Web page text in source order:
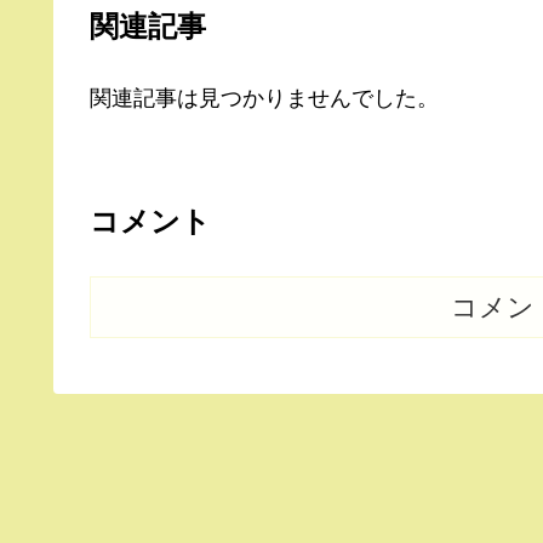
関連記事
関連記事は見つかりませんでした。
コメント
コメン